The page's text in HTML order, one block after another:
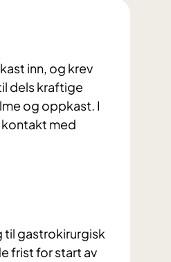
inn, og krev
dels kraftige
og oppkast. I
kontakt med
til gastrokirurgisk
frist for start av